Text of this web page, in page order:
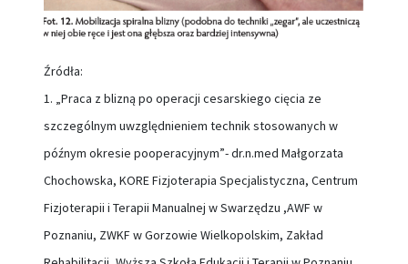
Źródła:
1. „Praca z blizną po operacji cesarskiego cięcia ze
szczególnym uwzględnieniem technik stosowanych w
późnym okresie pooperacyjnym”- dr.n.med Małgorzata
Chochowska, KORE Fizjoterapia Specjalistyczna, Centrum
Fizjoterapii i Terapii Manualnej w Swarzędzu ,AWF w
Poznaniu, ZWKF w Gorzowie Wielkopolskim, Zakład